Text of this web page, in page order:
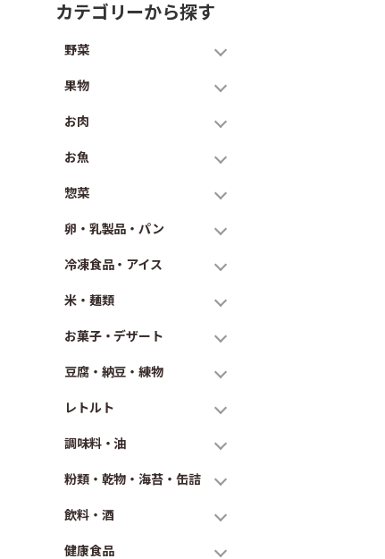
カテゴリーから探す
野菜
果物
お肉
お魚
惣菜
卵・乳製品・パン
冷凍食品・アイス
米・麺類
お菓子・デザート
豆腐・納豆・練物
レトルト
調味料・油
粉類・乾物・海苔・缶詰
飲料・酒
健康食品